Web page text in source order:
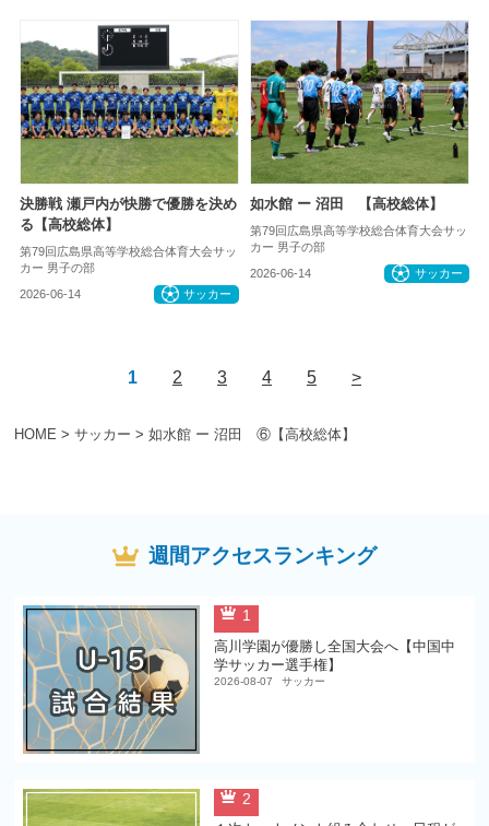
HOME > サッカー > 如水館 ー 沼田 ⑥【高校総体】
決勝戦 瀬戸内が快勝で優勝を決め
る【高校総体】
第79回広島県高等学校総合体育大会サッ
カー 男子の部
2026-06-14 サッカー
如水館 ー 沼田 【高校総体】
第79回広島県高等学校総合体育大会サッ
カー 男子の部
2026-06-14 サッカー
1 2 3 4 5 >
週間アクセスランキング
1
高川学園が優勝し全国大会へ【中国中
学サッカー選手権】
2026-08-07 サッカー
2